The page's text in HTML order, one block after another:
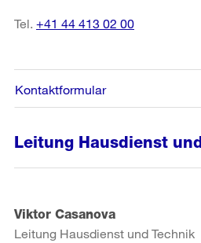
Tel. +41 44 413 02 00
Kontaktformular
Leitung Hausdienst
Viktor Casanova
Leitung Hausdienst und Technik